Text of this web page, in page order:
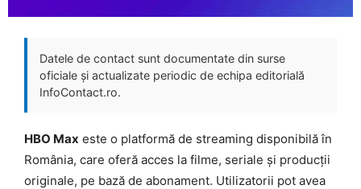
Datele de contact sunt documentate din surse
oficiale și actualizate periodic de echipa editorială
InfoContact.ro.
HBO Max este o platformă de streaming disponibilă în
România, care oferă acces la filme, seriale și producții
originale, pe bază de abonament. Utilizatorii pot avea